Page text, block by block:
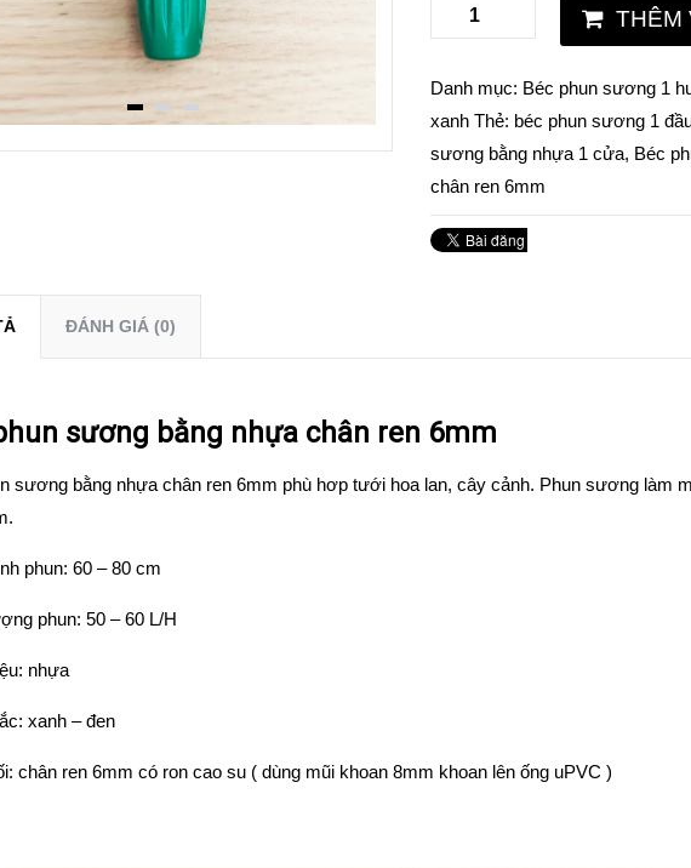
THÊM
Danh mục: Béc phun sương 1
xanh Thẻ: béc phun sương 1
sương bằng nhựa 1 cửa, Béc
chân ren 6mm
ĐÁNH GIÁ (0)
sương bằng nhựa chân ren 6mm
sương bằng nhựa chân ren 6mm phù hơp tưới hoa lan, cây cảnh. Phun sương làm
phun: 60 – 80 cm
phun: 50 – 60 L/H
nhựa
xanh – đen
chân ren 6mm có ron cao su ( dùng mũi khoan 8mm khoan lên ống uPVC )